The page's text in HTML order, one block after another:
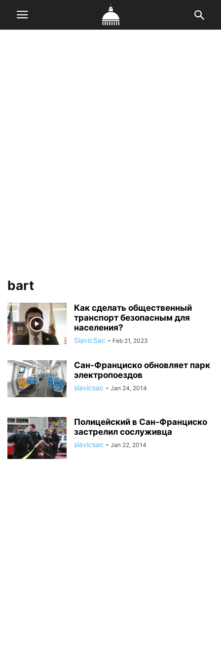
bart
Как сделать общественный
транспорт безопасным для
населения?
SlavicSac - Feb 21, 2023
Сан-Франциско обновляет парк
электропоездов
slavicsac - Jan 24, 2014
Полицейский в Сан-Франциско
застрелил сослуживца
slavicsac - Jan 22, 2014